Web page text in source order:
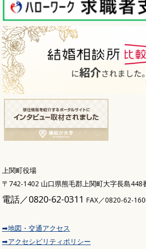
上関町役場
〒742-1402 山口県熊毛郡上関町大字長島448
電話／0820-62-0311 FAX／0820-62-
➡地図・交通アクセス
➡アクセシビリティポリシー